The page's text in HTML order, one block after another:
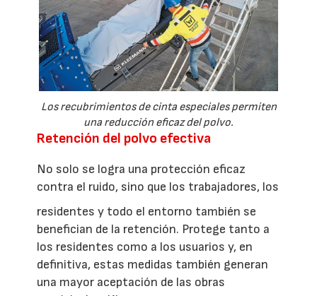
Los recubrimientos de cinta especiales permiten
una reducción eficaz del polvo.
Retención del polvo efectiva
No solo se logra una protección eficaz
contra el ruido, sino que los trabajadores, los
residentes y todo el entorno también se
benefician de la retención. Protege tanto a
los residentes como a los usuarios y, en
definitiva, estas medidas también generan
una mayor aceptación de las obras